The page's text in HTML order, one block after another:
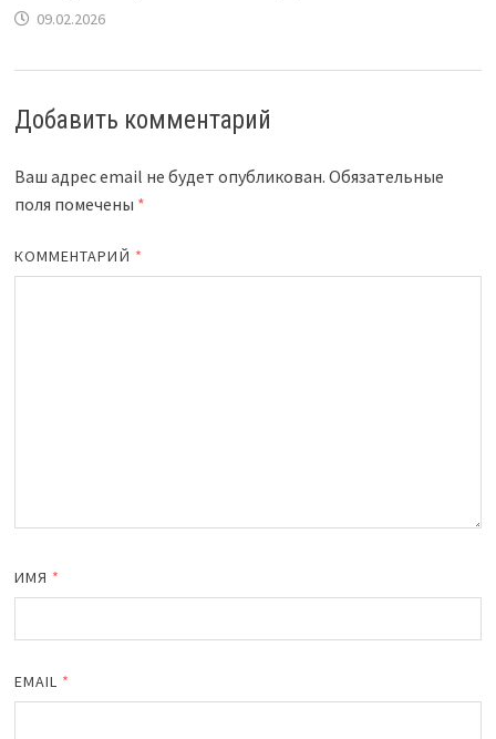
09.02.2026
Добавить комментарий
Ваш адрес email не будет опубликован. Обязательные
поля помечены *
КОММЕНТАРИЙ *
ИМЯ *
EMAIL *